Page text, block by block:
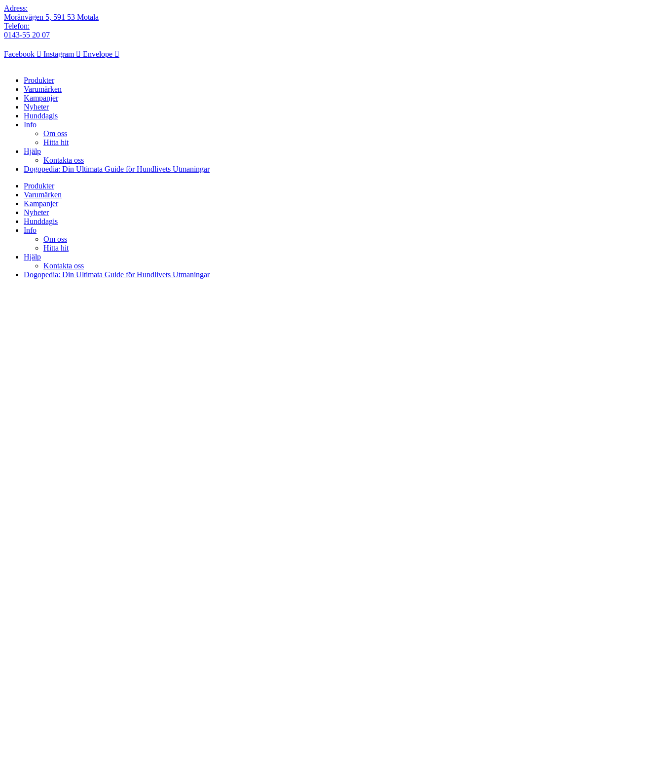
Adress:
Moränvägen 5, 591 53 Motala
Telefon:
0143-55 20 07
Facebook Instagram Envelope
Produkter
Varumärken
Kampanjer
Nyheter
Hunddagis
Info
Om oss
Hitta hit
Hjälp
Kontakta oss
Dogopedia: Din Ultimata Guide för Hundlivets Utmaningar
Produkter
Varumärken
Kampanjer
Nyheter
Hunddagis
Info
Om oss
Hitta hit
Hjälp
Kontakta oss
Dogopedia: Din Ultimata Guide för Hundlivets Utmaningar